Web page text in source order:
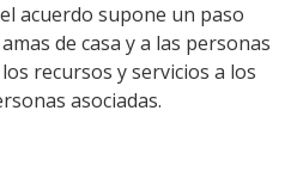
acuerdo supone un paso
de casa y a las personas
recursos y servicios a los
asociadas.